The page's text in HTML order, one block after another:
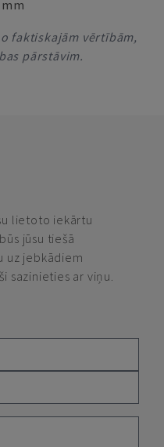
faktiskajām vērtībām,
pārstāvim.
lietoto iekārtu
jūsu tiešā
uz jebkādiem
sazinieties ar viņu.